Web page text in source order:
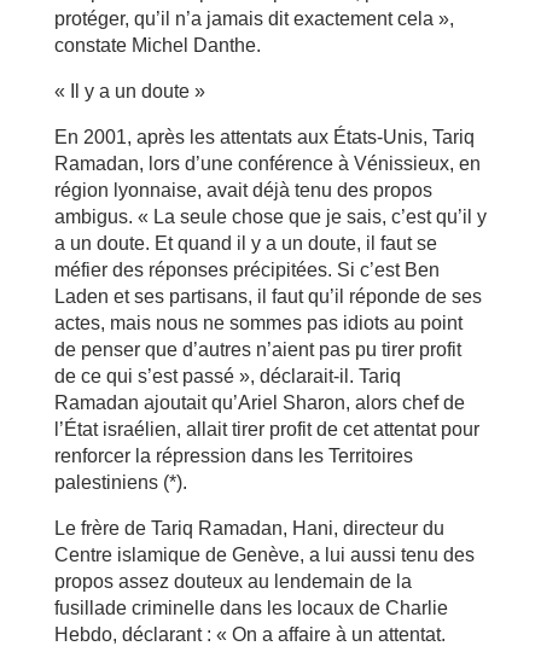
protéger, qu’il n’a jamais dit exactement cela »,
constate Michel Danthe.
« Il y a un doute »
En 2001, après les attentats aux États-Unis, Tariq
Ramadan, lors d’une conférence à Vénissieux, en
région lyonnaise, avait déjà tenu des propos
ambigus. « La seule chose que je sais, c’est qu’il y
a un doute. Et quand il y a un doute, il faut se
méfier des réponses précipitées. Si c’est Ben
Laden et ses partisans, il faut qu’il réponde de ses
actes, mais nous ne sommes pas idiots au point
de penser que d’autres n’aient pas pu tirer profit
de ce qui s’est passé », déclarait-il. Tariq
Ramadan ajoutait qu’Ariel Sharon, alors chef de
l’État israélien, allait tirer profit de cet attentat pour
renforcer la répression dans les Territoires
palestiniens (*).
Le frère de Tariq Ramadan, Hani, directeur du
Centre islamique de Genève, a lui aussi tenu des
propos assez douteux au lendemain de la
fusillade criminelle dans les locaux de Charlie
Hebdo, déclarant : « On a affaire à un attentat.